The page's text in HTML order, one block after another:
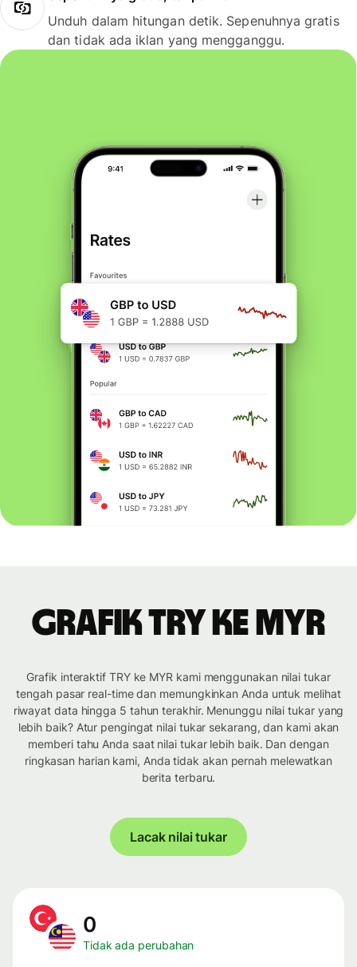
Unduh dalam hitungan detik. Sepenuhnya gratis
dan tidak ada iklan yang mengganggu.
Grafik TRY ke MYR
Grafik interaktif TRY ke MYR kami menggunakan nilai tukar
tengah pasar real-time dan memungkinkan Anda untuk melihat
riwayat data hingga 5 tahun terakhir. Menunggu nilai tukar yang
lebih baik? Atur pengingat nilai tukar sekarang, dan kami akan
memberi tahu Anda saat nilai tukar lebih baik. Dan dengan
ringkasan harian kami, Anda tidak akan pernah melewatkan
berita terbaru.
Lacak nilai tukar
0
Tidak ada perubahan